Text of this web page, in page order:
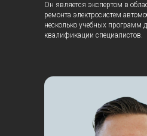
Он является экспертом в
ремонта электросистем
несколько учебных программ
квалификации специалистов.